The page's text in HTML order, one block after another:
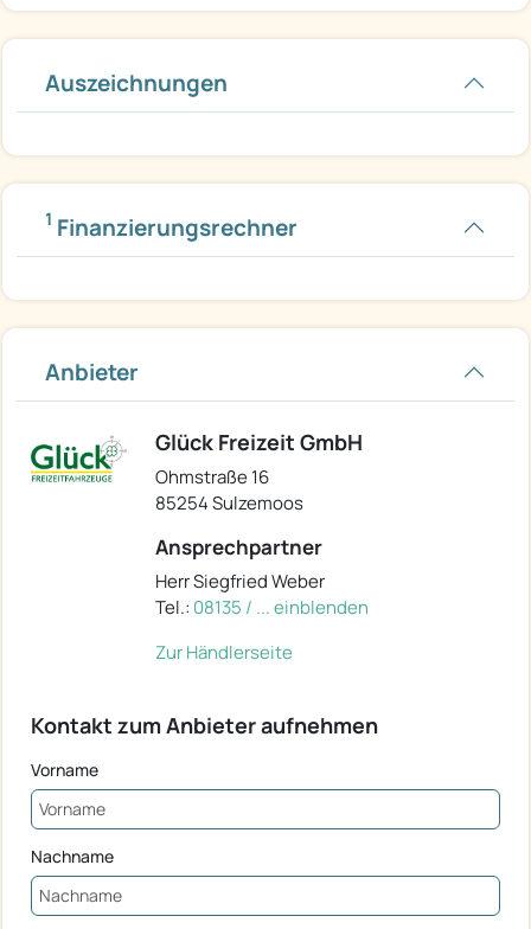
Auszeichnungen
1 Finanzierungsrechner
Anbieter
Glück Freizeit GmbH
Ohmstraße 16
85254 Sulzemoos
Ansprechpartner
Herr Siegfried Weber
Tel.: 08135 / ... einblenden
Zur Händlerseite
Kontakt zum Anbieter aufnehmen
Vorname
Nachname